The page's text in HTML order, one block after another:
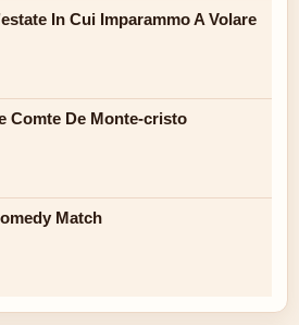
In Cui Imparammo A Volare
Comte De Monte-cristo
Match